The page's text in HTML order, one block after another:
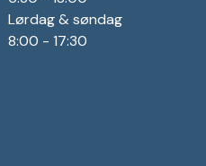
Lørdag & søndag
8:00 - 17:30